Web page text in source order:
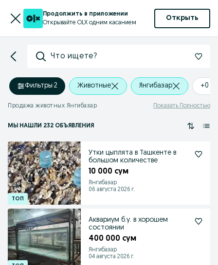
Продолжить в приложении
Открывайте OLX одним касанием
Открыть
Что ищете?
Фильтры·2 Животные Янгибазар +0
Продажа животных Янгибазар Показать Полностью
МЫ НАШЛИ 232 ОБЪЯВЛЕНИЯ
Утки цыплята в Ташкенте в
большом количестве
10 000 сум
Янгибазар
06 августа 2026 г.
Аквариум б.у. в хорошем
состоянии
400 000 сум
Янгибазар
04 августа 2026 г.